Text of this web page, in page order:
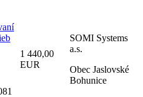
1 440,00
EUR
SOMI Systems
a.s.
Obec Jaslovské
Bohunice